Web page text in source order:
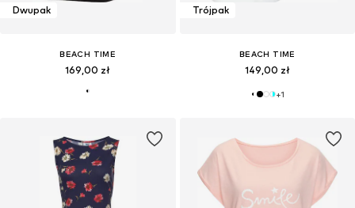
Dwupak
BEACH TIME
169,00 zł
Trójpak
BEACH TIME
149,00 zł
+1